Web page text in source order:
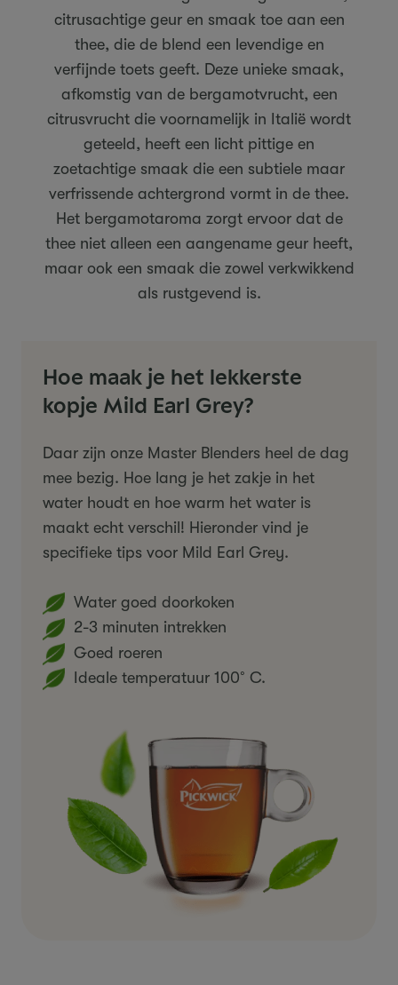
citrusachtige geur en smaak toe aan een
thee, die de blend een levendige en
verfijnde toets geeft. Deze unieke smaak,
afkomstig van de bergamotvrucht, een
citrusvrucht die voornamelijk in Italië wordt
geteeld, heeft een licht pittige en
zoetachtige smaak die een subtiele maar
verfrissende achtergrond vormt in de thee.
Het bergamotaroma zorgt ervoor dat de
thee niet alleen een aangename geur heeft,
maar ook een smaak die zowel verkwikkend
als rustgevend is.
Hoe maak je het lekkerste
kopje Mild Earl Grey?
Daar zijn onze Master Blenders heel de dag
mee bezig. Hoe lang je het zakje in het
water houdt en hoe warm het water is
maakt echt verschil! Hieronder vind je
specifieke tips voor Mild Earl Grey.
Water goed doorkoken
2-3 minuten intrekken
Goed roeren
Ideale temperatuur 100˚C.